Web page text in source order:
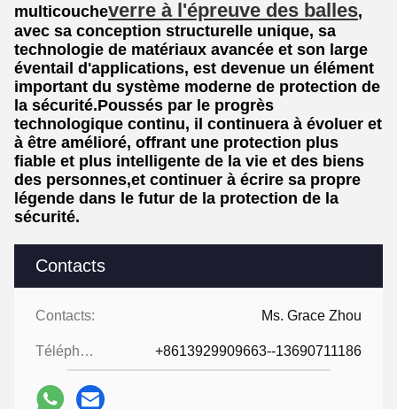
Contacts
Contacts: Ms. Grace Zhou
Téléphone: +8613929909663--13690711186
multicoucheverre à l'épreuve des balles,
avec sa conception structurelle unique, sa
technologie de matériaux avancée et son large
éventail d'applications, est devenue un élément
important du système moderne de protection de
la sécurité.Poussés par le progrès
technologique continu, il continuera à évoluer et
à être amélioré, offrant une protection plus
fiable et plus intelligente de la vie et des biens
des personnes,et continuer à écrire sa propre
légende dans le futur de la protection de la
sécurité.